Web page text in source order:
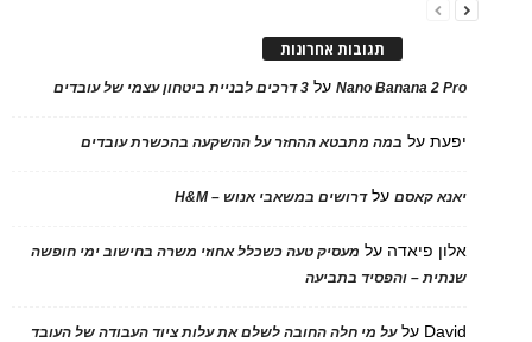
תגובות אחרונות
Nano Banana 2 Proעל 3 דרכים לבניית ביטחון עצמי של עובדים
יפעתעל במה מתבטא ההחזר על ההשקעה בהכשרת עובדים
יאנא קאסםעלדרושים במשאבי אנוש – H&M
אלון פיאדה על מעסיק טעה כשכלל אחוזי משרה בחישוב ימי חופשה
שנתית – והפסיד בתביעה
David עלעל מי חלה החובה לשלם את עלות ציוד העבודה של העובד